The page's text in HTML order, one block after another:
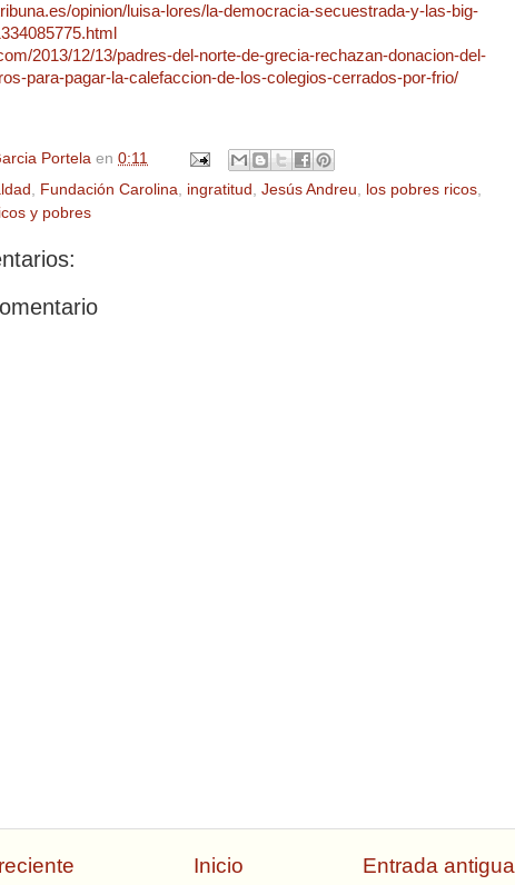
opinion/luisa-lores/la-democracia-secuestrada-y-las-big-
2013/12/13/padres-del-norte-de-grecia-rechazan-donacion-del-
para-pagar-la-calefaccion-de-los-colegios-cerrados-por-frio/
Portela en 0:11
Fundación Carolina ingratitud Jesús Andreu los pobres ricos
y pobres
Entrada antigua
Inicio